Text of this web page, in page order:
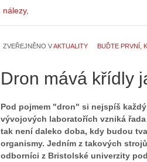
nálezy
ZVEŘEJNĚNO VAKTUALITY BUĎTE PRVNÍ,
Dron mává křídly
Pod pojmem "dron" si nejspíš
vývojových laboratořích vzniká
tak není daleko doba, kdy budou
organismy. Jedním z takových
odborníci z Bristolské univerzity
A